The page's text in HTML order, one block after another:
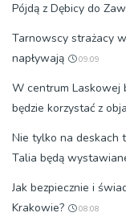
Pójdą z Dębicy do
Tarnowscy strażacy
napływają
09:09
W centrum Laskowej
będzie korzystać z
Nie tylko na deskach
Talia będą
Jak bezpiecznie i
Krakowie?
08:08